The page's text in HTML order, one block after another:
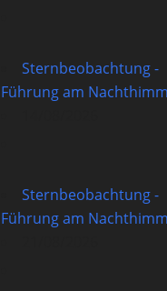
Sternbeobachtung -
Führung am
Sternbeobachtung -
Führung am